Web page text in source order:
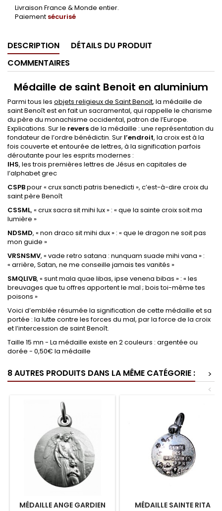
Livraison France & Monde entier.
Paiement sécurisé
DESCRIPTION
DÉTAILS DU PRODUIT
COMMENTAIRES
Médaille de saint Benoit en aluminium
Parmi tous les objets religieux de Saint Benoit, la médaille de
saint Benoît est en fait un sacramental, qui rappelle le charisme
du père du monachisme occidental, patron de l’Europe.
Explications. Sur le reversde la médaille : une représentation du
fondateur de l’ordre bénédictin. Sur l’endroit, la croix est à la
fois couverte et entourée de lettres, à la signification parfois
déroutante pour les esprits modernes :
IHS, les trois premières lettres de Jésus en capitales de
l’alphabet grec
CSPBpour « crux sancti patris benedicti », c’est-à-dire croix du
saint père Benoît
CSSML, « crux sacra sit mihi lux » : « que la sainte croix soit ma
lumière »
NDSMD, « non draco sit mihi dux » : « que le dragon ne soit pas
mon guide »
VRSNSMV, « vade retro satana : nunquam suade mihi vana » :
« arrière, Satan, ne me conseille jamais tes vanités »
SMQLIVB, « sunt mala quae libas, ipse venena bibas » : « les
breuvages que tu offres apportent le mal ; bois toi-même tes
poisons »
Voici d’emblée résumée la signification de cette médaille et sa
portée : la lutte contre les forces du mal, par la force de la croix
et l’intercession de saint Benoît.
Taille 15 mn - La médaille existe en 2 couleurs : argentée ou
dorée - 0,50€ la médaille
8 AUTRES PRODUITS DANS LA MÊME CATÉGORIE :
>
<
MÉDAILLE ANGE GARDIEN MÉDAILLE SAINTE RITA